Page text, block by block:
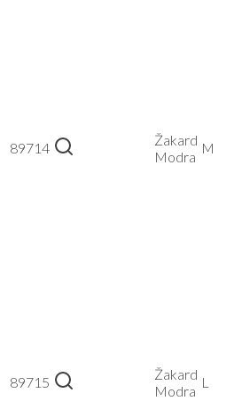
89714
Žakard
Modra
M
89715
Žakard
Modra
L